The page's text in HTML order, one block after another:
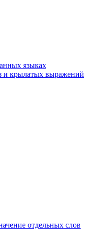
языках
и крылатых выражений
отдельных слов